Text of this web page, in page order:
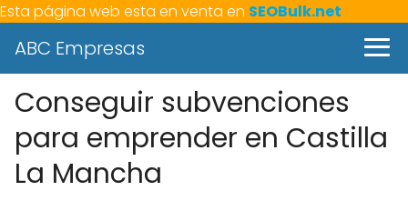
Esta página web esta en venta en SEOBulk.net
ABC Empresas
Conseguir subvenciones
para emprender en Castilla
La Mancha